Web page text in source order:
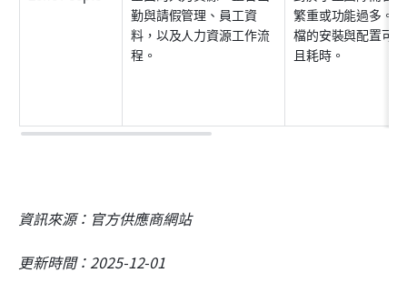
勤與請假管理、員工資
料，以及人力資源工作流
程。
繁重或功能過多。
檔的安裝與配置可
且耗時。
資訊來源：官方供應商網站
更新時間：2025-12-01